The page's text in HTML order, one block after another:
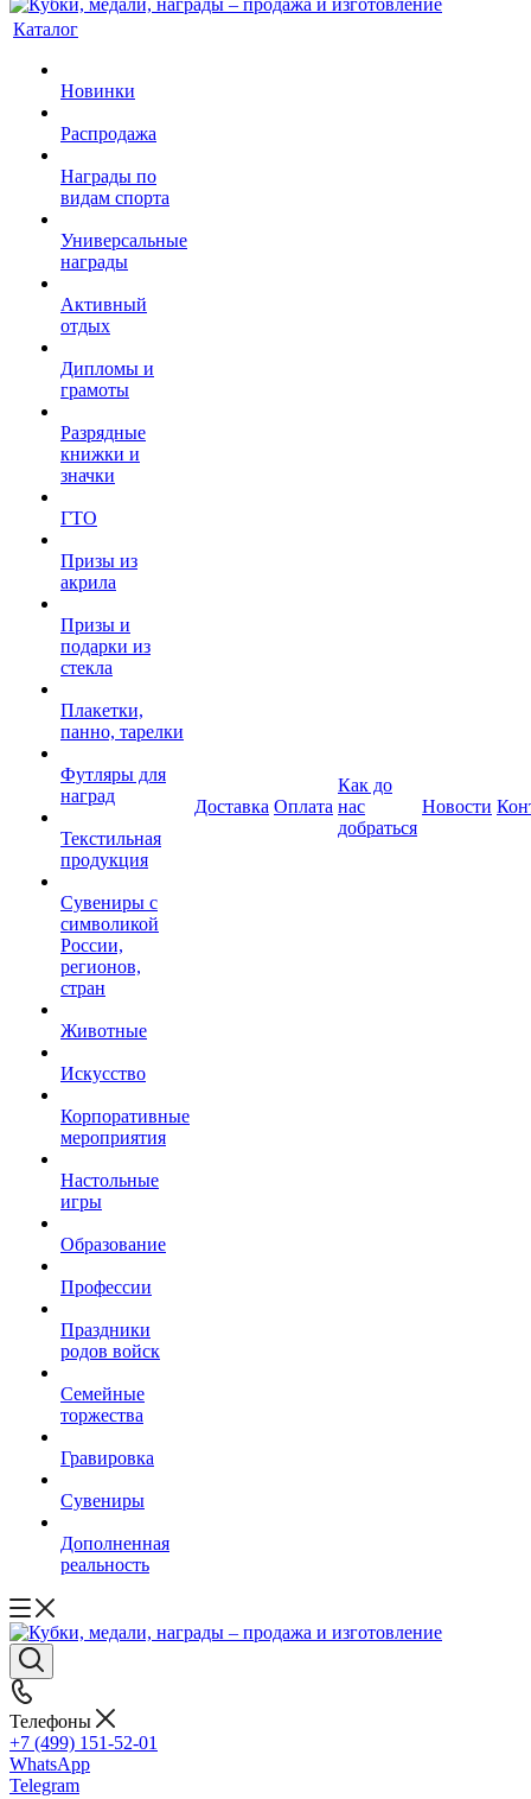
Каталог
Новинки
Распродажа
Награды по
видам спорта
Универсальные
награды
Активный
отдых
Дипломы и
грамоты
Разрядные
книжки и
значки
ГТО
Призы из
акрила
Призы и
подарки из
стекла
Плакетки,
панно, тарелки
Футляры для
наград
Текстильная
продукция
Сувениры с
символикой
России,
регионов,
стран
Животные
Искусство
Корпоративные
мероприятия
Настольные
игры
Образование
Профессии
Праздники
родов войск
Семейные
торжества
Гравировка
Сувениры
Дополненная
реальность
Доставка Оплата
Как до
нас
добраться
Новости
Телефоны
+7 (499) 151-52-01
WhatsApp
Telegram